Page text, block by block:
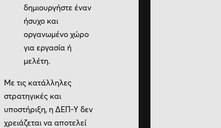
δημιουργήστε έναν
ήσυχο και
οργανωμένο χώρο
για εργασία ή
μελέτη.
Με τις κατάλληλες
στρατηγικές και
υποστήριξη, η ΔΕΠ-Υ δεν
χρειάζεται να αποτελεί